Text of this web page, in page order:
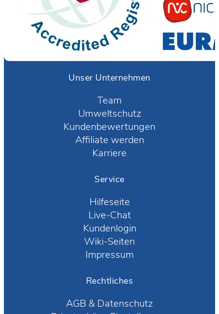
Unser Unternehmen
Team
Umweltschutz
Kundenbewertungen
Affiliate werden
Karriere
Service
Hilfeseite
Live-Chat
Kundenlogin
Wiki-Seiten
Impressum
Rechtliches
AGB & Datenschutz